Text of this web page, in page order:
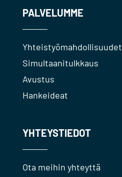
PALVELUMME
Yhteistyömahdollisuudet
Simultaanitulkkaus
Avustus
Hankeideat
YHTEYSTIEDOT
Ota meihin yhteyttä